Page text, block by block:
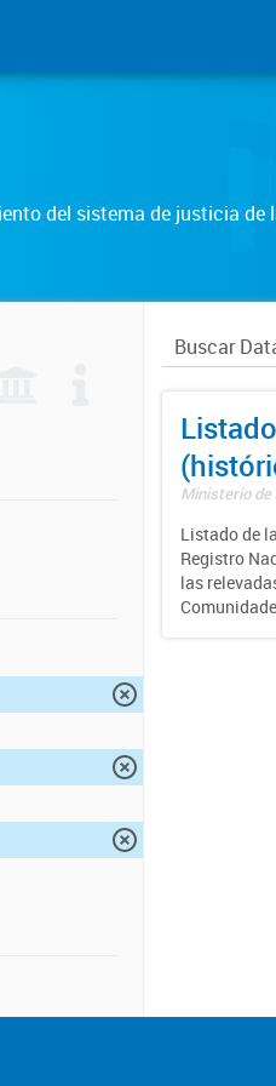
del sistema de justicia de
Ministerio
Listado de
Registro
las